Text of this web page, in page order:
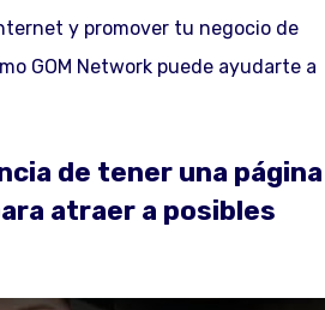
y promover tu negocio de
GOM Network puede ayudarte a
de tener una página
atraer a posibles